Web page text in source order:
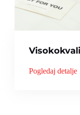
Pogledaj detalje